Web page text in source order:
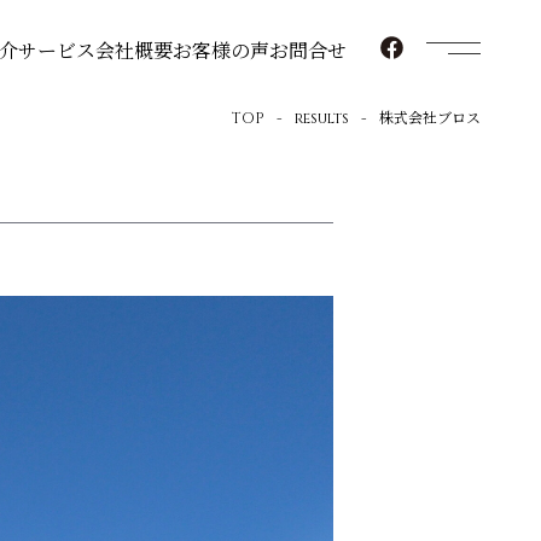
サービス会社概要お客様の声お問合せ
TOP results 株式会社ブロス